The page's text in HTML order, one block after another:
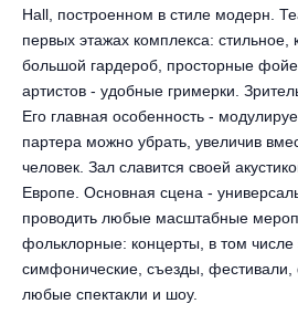
Hall, построенном в стиле модерн.
первых этажах комплекса:
большой гардероб, просторные
артистов - удобные гримерки.
Его главная особенность -
партера можно убрать, увеличив
человек. Зал славится своей
Европе. Основная сцена -
проводить любые масштабные
фольклорные: концерты, в том числе
симфонические, съезды,
любые спектакли и шоу.